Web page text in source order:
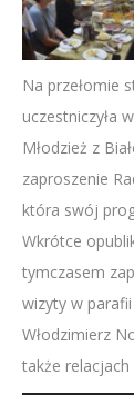
Na przełomie
uczestniczyła
Młodzież z
zaproszenie
która swój
Wkrótce
tymczasem
wizyty w
Włodzimierz
także relacjach